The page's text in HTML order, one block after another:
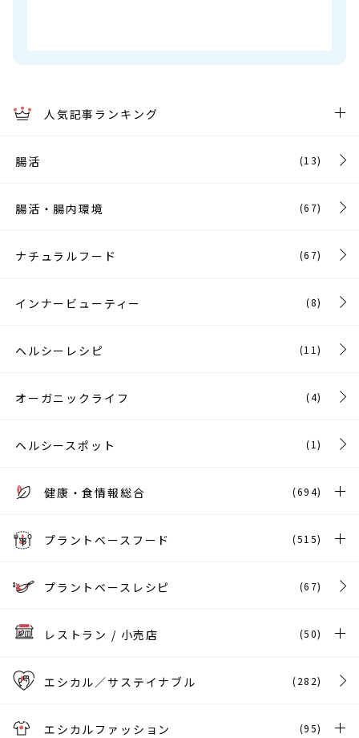
人気記事ランキング
腸活 (13)
腸活・腸内環境 (67)
ナチュラルフード (67)
インナービューティー (8)
ヘルシーレシピ (11)
オーガニックライフ (4)
ヘルシースポット (1)
健康・食情報総合 (694)
プラントベースフード (515)
プラントベースレシピ (67)
レストラン / 小売店 (50)
エシカル／サステイナブル (282)
エシカルファッション (95)